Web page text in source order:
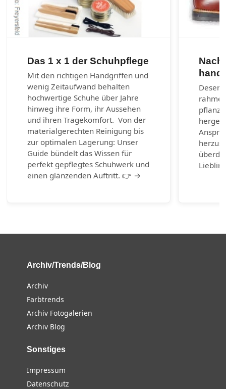
Das 1 x 1 der Schuhpflege
Mit den richtigen Handgriffen und
wenig Zeitaufwand behalten
hochwertige Schuhe über Jahre
hinweg ihre Form, ihr Aussehen
und ihren Tragekomfort. Von der
materialgerechten Reinigung bis
zur optimalen Lagerung: Unser
Guide bündelt das Wissen für
perfekt gepflegtes Schuhwerk und
einen glänzenden Auftritt. 👉 →
Archiv/Trends/Blog
Archiv
Farbtrends
Archiv Fotogalerien
Archiv Blog
Sonstiges
Impressum
Datenschutz